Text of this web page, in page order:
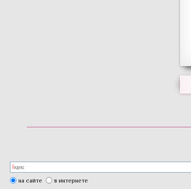
на сайте в интернете